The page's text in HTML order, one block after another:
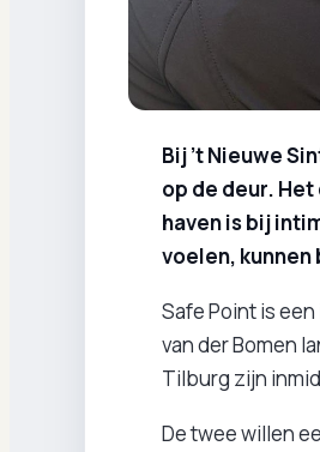
Bij ’t Nieuwe
op de deur.
haven is bij
voelen, kunnen
Safe Point is
van der Bomen
Tilburg zijn
De twee willen